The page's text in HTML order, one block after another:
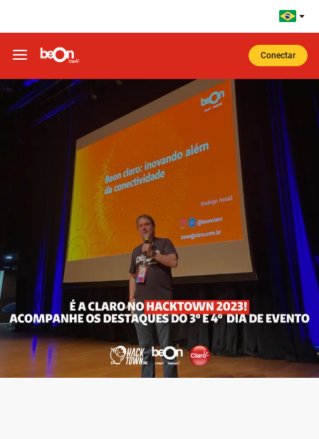
Ir para o Rodapé
Conectar
O que rolou na casa mais conectada do HackTown 2023 no 3º e 4º dia de festival